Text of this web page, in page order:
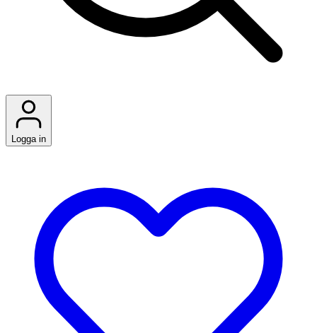
Logga in